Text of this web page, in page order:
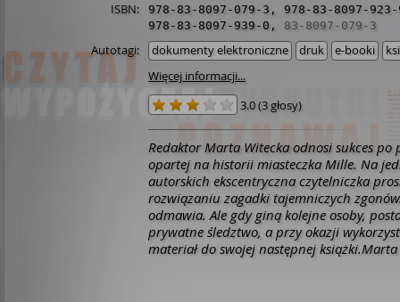
ISBN: 978-83-8097-079-3 , 978-83-8097-923-
978-83-8097-939-0 , 83-8097-079-3
Autotagi: dokumenty elektroniczne druk e-booki
Więcej informacji...
3.0(3 głosy)
Redaktor Marta Witecka odnosi sukces po
opartej na historii miasteczka Mille. Na
autorskich ekscentryczna czytelniczka
rozwiązaniu zagadki tajemniczych
odmawia. Ale gdy giną kolejne osoby,
prywatne śledztwo, a przy okazji
materiał do swojej następnej